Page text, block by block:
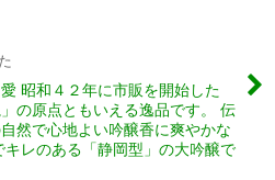
昭和４２年に市販を開始した
」の原点ともいえる逸品です。 伝
然で心地よい吟醸香に爽やかな
キレのある「静岡型」の大吟醸で